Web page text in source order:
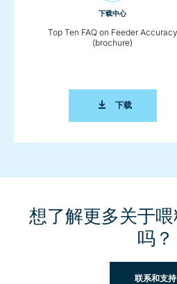
下载中心
Top Ten FAQ on Feeder Accuracy
(brochure)
下载TOP TEN
想了解更多关于
吗？
联系和支持